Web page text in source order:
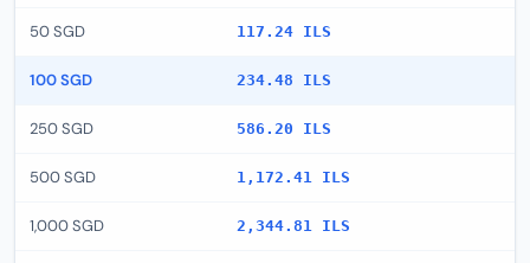
50 SGD 117.24 ILS
100 SGD 234.48 ILS
250 SGD 586.20 ILS
500 SGD 1,172.41 ILS
1,000 SGD 2,344.81 ILS